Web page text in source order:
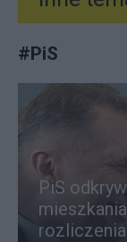
#PiS
PiS
rozliczenia